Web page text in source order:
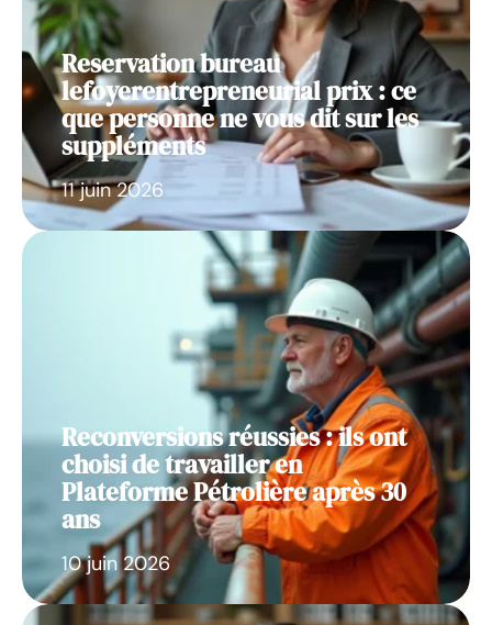
Reservation bureau
lefoyerentrepreneurial prix : ce
que personne ne vous dit sur les
suppléments
11 juin 2026
Reconversions réussies : ils ont
choisi de travailler en
Plateforme Pétrolière après 30
ans
10 juin 2026